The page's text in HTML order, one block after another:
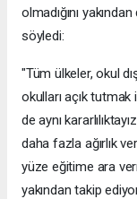
olmadığını
söyledi:
"Tüm ülkeler, okul
okulları açık
de aynı
daha fazla ağırlık
yüze eğitime ara
yakından takip